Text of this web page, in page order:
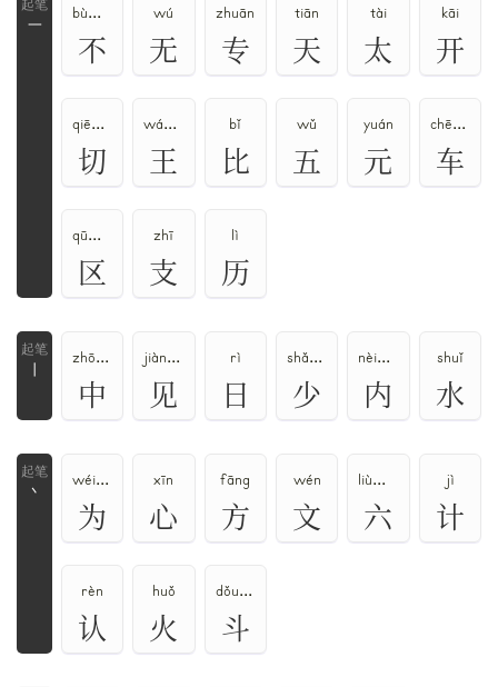
一
bù、fǒu
不
wú
无
zhuān
专
tiān
天
tài
太
kāi
开
qiē、qiè
切
wáng、wàng
王
bǐ
比
wǔ
五
yuán
元
chē、jū
车
qū、ōu
区
zhī
支
lì
历
zhōng、zhòng
中
jiàn、xiàn
见
rì
日
shǎo、shào
少
nèi、nà
内
shuǐ
水
丶
wéi、wèi
为
xīn
心
fāng
方
wén
文
liù、lù
六
jì
计
rèn
认
huǒ
火
dǒu、dòu
斗